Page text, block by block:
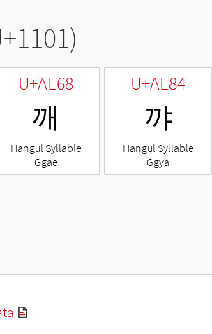
U+AE68
깨
Hangul Syllable
Ggae
U+AE84
꺄
Hangul Syllable
Ggya